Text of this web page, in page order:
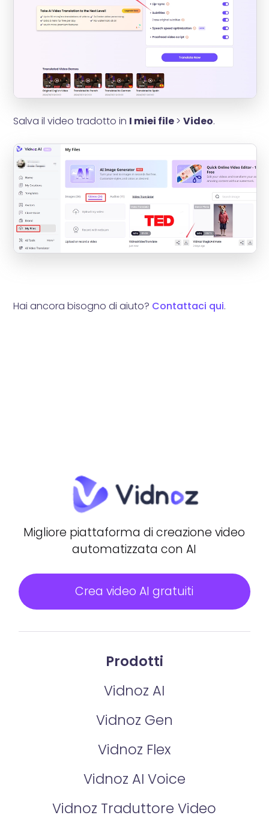
Salva il video tradotto in I miei file>Video.
Hai ancora bisogno di aiuto? Contattaci qui.
Migliore piattaforma di creazione video
automatizzata con AI
Crea video AI gratuiti
Prodotti
Vidnoz AI
Vidnoz Gen
Vidnoz Flex
Vidnoz AI Voice
Vidnoz Traduttore Video